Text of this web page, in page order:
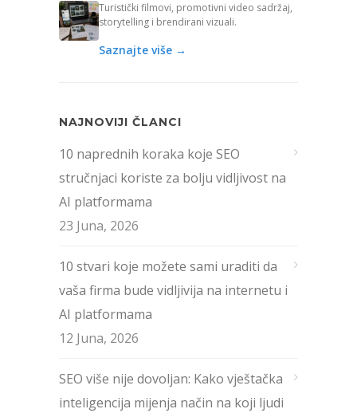
Turistički filmovi, promotivni video sadržaj,
storytelling i brendirani vizuali.
Saznajte više →
NAJNOVIJI ČLANCI
10 naprednih koraka koje SEO
stručnjaci koriste za bolju vidljivost na
AI platformama
23 Juna, 2026
10 stvari koje možete sami uraditi da
vaša firma bude vidljivija na internetu i
AI platformama
12 Juna, 2026
SEO više nije dovoljan: Kako vještačka
inteligencija mijenja način na koji ljudi